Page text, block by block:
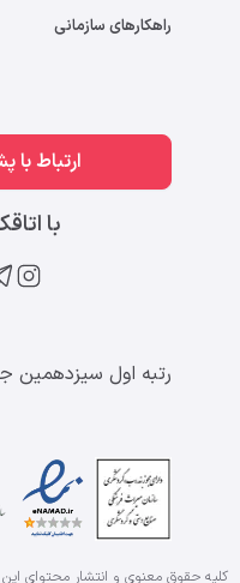
راهکارهای سازمانی
ارتباط با
با
رتبه اول سیزدهمین
کلیه حقوق معنوی و انتشار محتوای